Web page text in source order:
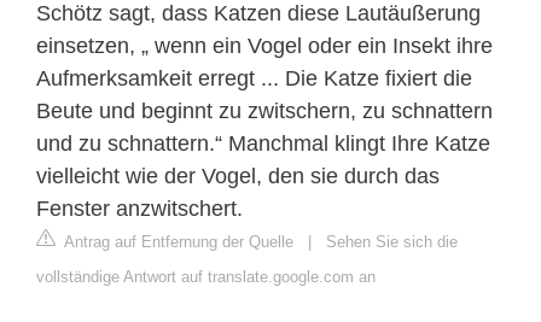
Schötz sagt, dass Katzen diese Lautäußerung
einsetzen, „ wenn ein Vogel oder ein Insekt ihre
Aufmerksamkeit erregt ... Die Katze fixiert die
Beute und beginnt zu zwitschern, zu schnattern
und zu schnattern.“ Manchmal klingt Ihre Katze
vielleicht wie der Vogel, den sie durch das
Fenster anzwitschert.
Antrag auf Entfernung der Quelle
Sehen Sie sich die
vollständige Antwort auf translate.google.com an